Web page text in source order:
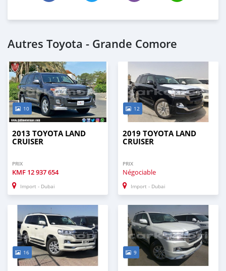
Autres Toyota - Grande Comore
10
2013 TOYOTA LAND
CRUISER
PRIX
KMF 12 937 654
Import - Dubai
12
2019 TOYOTA LAND
CRUISER
PRIX
Négociable
Import - Dubai
16 9